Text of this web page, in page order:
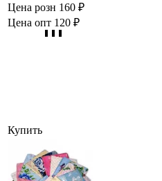
Цена розн 160 ₽
Цена опт 120 ₽
Купить